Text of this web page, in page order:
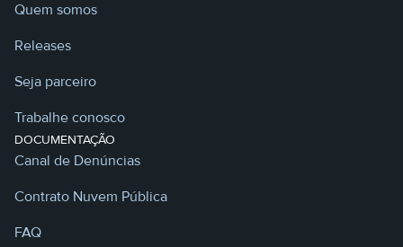
Quem somos
Releases
Seja parceiro
Trabalhe conosco
DOCUMENTAÇÃO
Canal de Denúncias
Contrato Nuvem Pública
FAQ